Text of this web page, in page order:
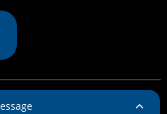
写・転載を禁じます。